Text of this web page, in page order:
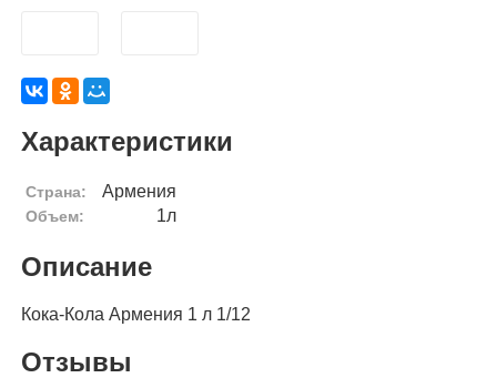
Характеристики
Страна: Армения
Объем: 1л
Описание
Кока-Кола Армения 1 л 1/12
Отзывы